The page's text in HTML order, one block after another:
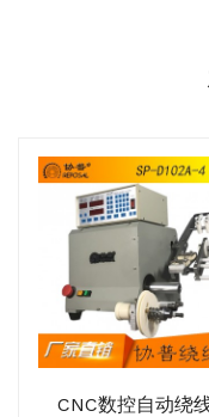
CNC数控自动绕